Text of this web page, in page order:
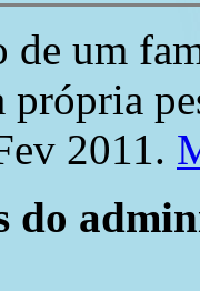
de um
2011.
do